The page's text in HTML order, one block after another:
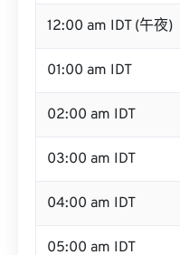
12:00 am IDT (午夜)
01:00 am IDT
02:00 am IDT
03:00 am IDT
04:00 am IDT
05:00 am IDT